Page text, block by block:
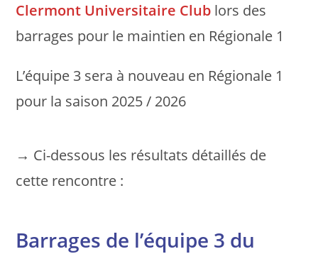
Clermont Universitaire Club lors des
barrages pour le maintien en Régionale 1
L’équipe 3 sera à nouveau en Régionale 1
pour la saison 2025 / 2026
→ Ci-dessous les résultats détaillés de
cette rencontre :
Barrages de l’équipe 3 du